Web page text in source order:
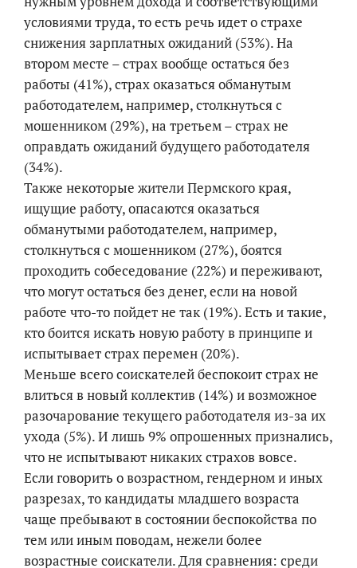
условиями труда, то есть речь идет о страхе
снижения зарплатных ожиданий (53%). На
втором месте – страх вообще остаться без
работы (41%), страх оказаться обманутым
работодателем, например, столкнуться с
мошенником (29%), на третьем – страх не
оправдать ожиданий будущего работодателя
(34%).
Также некоторые жители Пермского края,
ищущие работу, опасаются оказаться
обманутыми работодателем, например,
столкнуться с мошенником (27%), боятся
проходить собеседование (22%) и переживают,
что могут остаться без денег, если на новой
работе что-то пойдет не так (19%). Есть и такие,
кто боится искать новую работу в принципе и
испытывает страх перемен (20%).
Меньше всего соискателей беспокоит страх не
влиться в новый коллектив (14%) и возможное
разочарование текущего работодателя из-за их
ухода (5%). И лишь 9% опрошенных признались,
что не испытывают никаких страхов вовсе.
Если говорить о возрастном, гендерном и иных
разрезах, то кандидаты младшего возраста
чаще пребывают в состоянии беспокойства по
тем или иным поводам, нежели более
возрастные соискатели. Для сравнения: среди